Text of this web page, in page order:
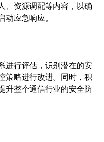
、资源调配等内容，以确
应急响应。
进行评估，识别潜在的安
策略进行改进。同时，积
升整个通信行业的安全防